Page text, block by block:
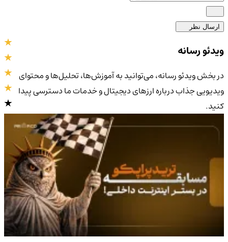
ارسال نظر
4.8/5
ویدئو رسانه
در بخش ویدئو رسانه، می‌توانید به آموزش‌ها، تحلیل‌ها و محتوای
ویدیویی جذاب درباره ارزهای دیجیتال و خدمات ما دسترسی پیدا
کنید.